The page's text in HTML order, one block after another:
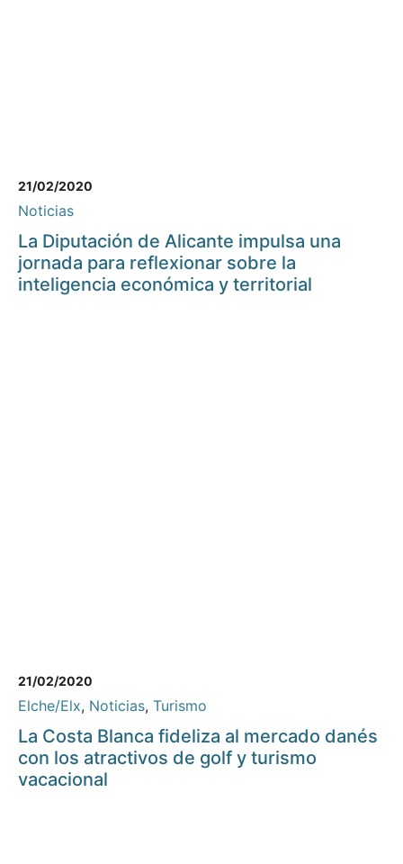
21/02/2020
Noticias
La Diputación de Alicante impulsa una
jornada para reflexionar sobre la
inteligencia económica y territorial
21/02/2020
Elche/Elx, Noticias, Turismo
La Costa Blanca fideliza al mercado danés
con los atractivos de golf y turismo
vacacional